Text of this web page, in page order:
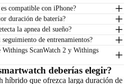
compatible con iPhone?
duración de batería?
la apnea del sueño?
de entrenamientos?
Withings ScanWatch 2 y Withings
deberías elegir?
híbrido que ofrezca larga duración de